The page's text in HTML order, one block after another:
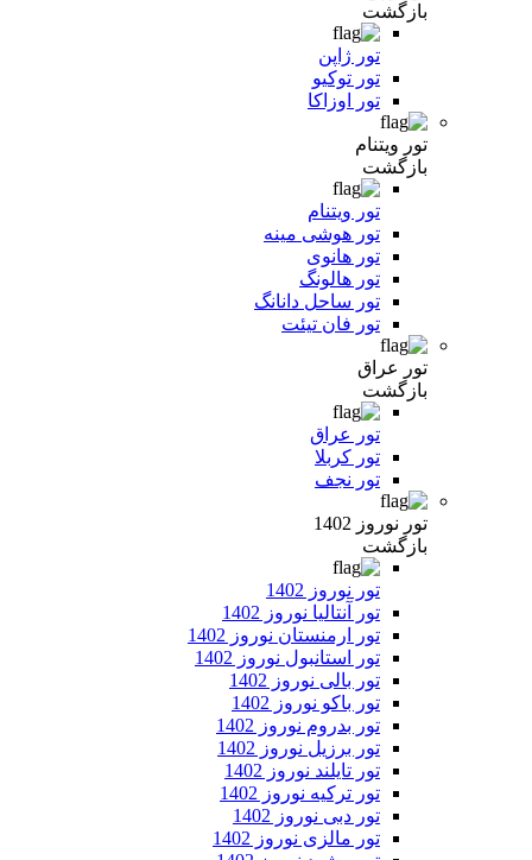
بازگشت
تور ژاپن
تور توکیو
تور اوزاکا
تور ویتنام
بازگشت
تور ویتنام
تور هوشی مینه
تور هانوی
تور هالونگ
تور ساحل دانانگ
تور فان تیئت
تور عراق
بازگشت
تور عراق
تور کربلا
تور نجف
تور نوروز 1402
بازگشت
تور نوروز 1402
تور آنتالیا نوروز 1402
تور ارمنستان نوروز 1402
تور استانبول نوروز 1402
تور بالی نوروز 1402
تور باکو نوروز 1402
تور بدروم نوروز 1402
تور برزیل نوروز 1402
تور تایلند نوروز 1402
تور ترکیه نوروز 1402
تور دبی نوروز 1402
تور مالزی نوروز 1402